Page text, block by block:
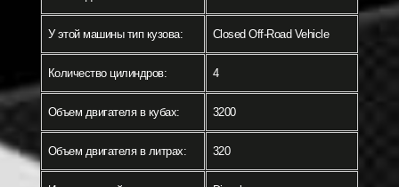
У этой машины тип кузова: Closed Off-Road Vehicle
Количество цилиндров: 4
Объем двигателя в кубах: 3200
Объем двигателя в литрах: 320